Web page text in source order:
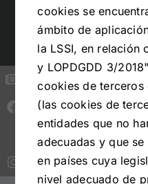
Noticias
cookies se
ámbito de
la LSSI, en relación
y LOPDGDD 3/
cookies de terceros
(las cookies de
entidades que no
adecuadas y que
en países cuya
nivel adecuado de